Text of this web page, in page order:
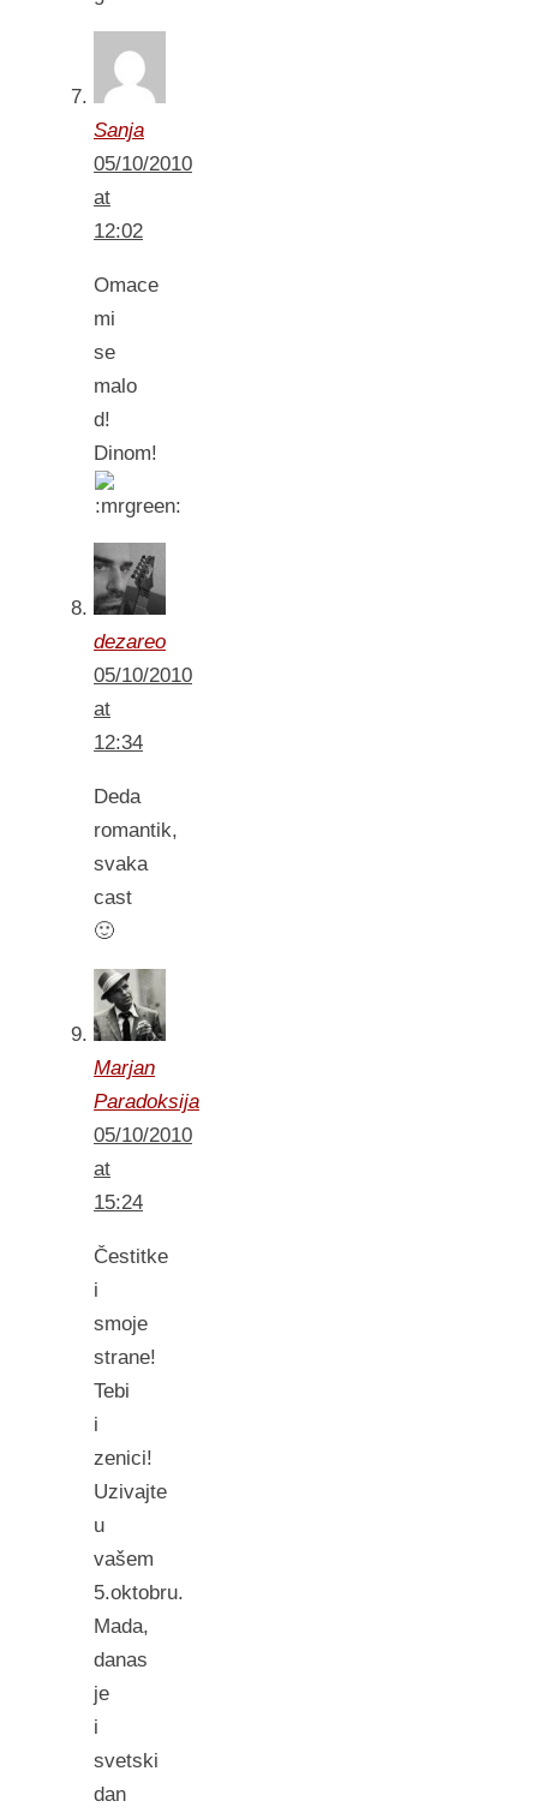
Sanja
05/10/2010
at
12:02
Omace
mi
se
malo
d!
Dinom!
dezareo
05/10/2010
at
12:34
Deda
romantik,
svaka
cast
🙂
Marjan
Paradoksija
05/10/2010
at
15:24
Čestitke
i
smoje
strane!
Tebi
i
zenici!
Uzivajte
u
vašem
5.oktobru.
Mada,
danas
je
i
svetski
dan